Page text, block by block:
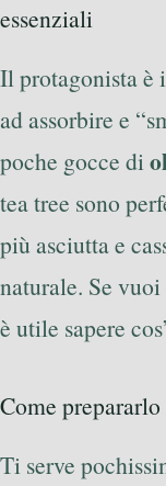
essenziali
Il protagonista è
ad assorbire e
poche gocce di
tea tree sono
più asciutta e
naturale. Se
è utile sapere
Come
Ti serve